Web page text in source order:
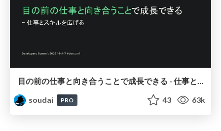
soudai
PRO 43 63k